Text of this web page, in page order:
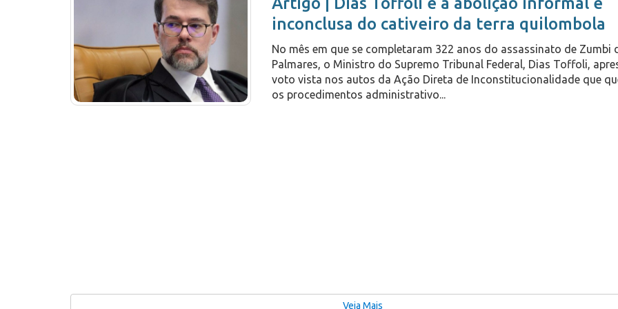
inconclusa do cativeiro da terra quilombola
No mês em que se completaram 322 anos do assassinato de Zumbi
Palmares, o Ministro do Supremo Tribunal Federal, Dias Toffoli,
voto vista nos autos da Ação Direta de Inconstitucionalidade que
os procedimentos administrativo...
Veja Mais